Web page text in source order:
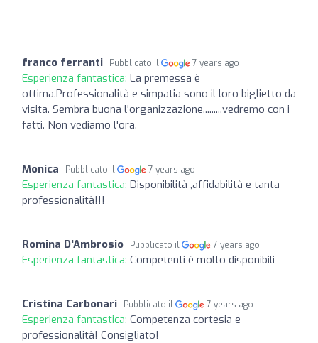
franco ferranti Pubblicato il 7 years ago
Esperienza fantastica: La premessa è
ottima.Professionalità e simpatia sono il loro biglietto da
visita. Sembra buona l'organizzazione.........vedremo con i
fatti. Non vediamo l'ora.
Monica Pubblicato il 7 years ago
Esperienza fantastica: Disponibilità ,affidabilità e tanta
professionalità!!!
Romina D'Ambrosio Pubblicato il 7 years ago
Esperienza fantastica: Competenti è molto disponibili
Cristina Carbonari Pubblicato il 7 years ago
Esperienza fantastica: Competenza cortesia e
professionalità! Consigliato!